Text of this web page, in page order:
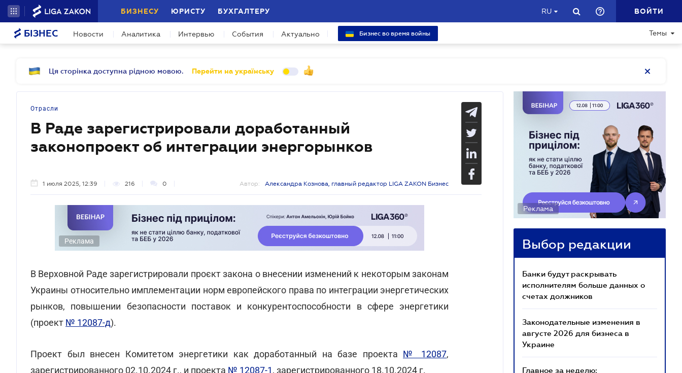
БИЗНЕСУ ЮРИСТУ БУХГАЛТЕРУ RU ВОЙТИ
БІЗНЕС Новости Аналитика Интервью События Актуально Бизнес во время войны Темы
Ця сторінка доступна рідною мовою. Перейти на українську
Отрасли
В Раде зарегистрировали доработанный
законопроект об интеграции энергорынков
1 июля 2025, 12:39 216 0 Автор: Александра Кознова, главный редактор LIGA ZAKON Бизнес
Реклама
В Верховной Раде зарегистрировали проєкт закона о внесении изменений к некоторым законам
Украины относительно имплементации норм европейского права по интеграции энергетических
рынков, повышении безопасности поставок и конкурентоспособности в сфере энергетики
(проект № 12087-д).
Проект был внесен Комитетом энергетики как доработанный на базе проекта № 12087,
зарегистрированного 02.10.2024 г., и проекта № 12087-1, зарегистрированного 18.10.2024 г.
Реклама
Выбор редакции
Банки будут раскрывать
исполнителям больше данных о
счетах должников
Законодательные изменения в
августе 2026 для бизнеса в
Украине
Главное за неделю: